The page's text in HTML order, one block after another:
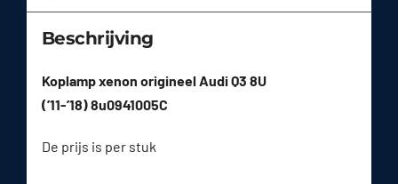
Beschrijving
Koplamp xenon origineel Audi Q3 8U
(’11-’18) 8u0941005C
De prijs is per stuk